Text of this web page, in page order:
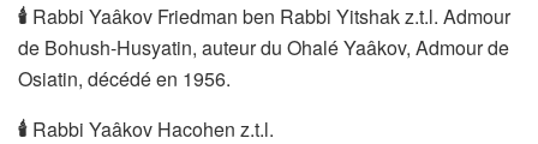
🕯 Rabbi Yaâkov Friedman ben Rabbi Yitshak z.t.l. Admour
de Bohush-Husyatin, auteur du Ohalé Yaâkov, Admour de
Osiatin, décédé en 1956.
🕯 Rabbi Yaâkov Hacohen z.t.l.